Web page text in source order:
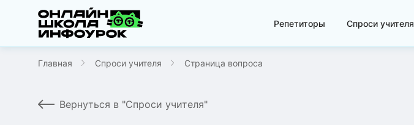
Репетиторы Спроси учителя
Главная Спроси учителя Страница вопроса
Вернуться в "Спроси учителя"